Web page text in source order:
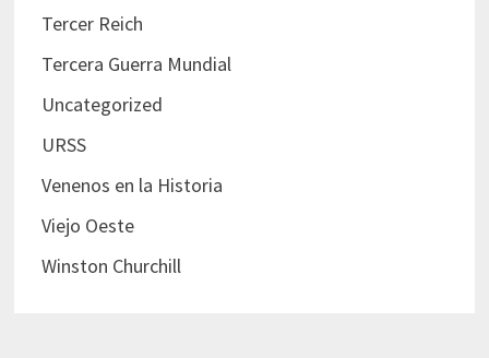
Tercer Reich
Tercera Guerra Mundial
Uncategorized
URSS
Venenos en la Historia
Viejo Oeste
Winston Churchill